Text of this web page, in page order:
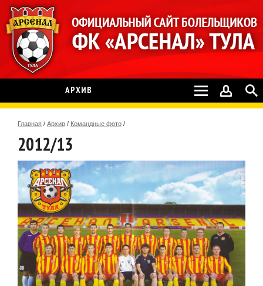
АРХИВ
Главная / Архив / Командные фото /
2012/13